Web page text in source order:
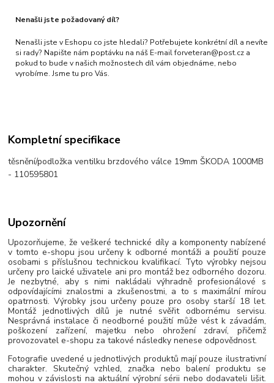
Nenašli jste požadovaný díl?
Nenašli jste v Eshopu co jste hledali? Potřebujete konkrétní díl a nevíte
si rady? Napište nám poptávku na náš E-mail forveteran@post.cz a
pokud to bude v našich možnostech díl vám objednáme, nebo
vyrobíme. Jsme tu pro Vás.
Kompletní specifikace
těsnění/podložka ventilku brzdového válce 19mm ŠKODA 1000MB
- 110595801
Upozornění
Upozorňujeme, že veškeré technické díly a komponenty nabízené
v tomto e-shopu jsou určeny k odborné montáži a použití pouze
osobami s příslušnou technickou kvalifikací. Tyto výrobky nejsou
určeny pro laické uživatele ani pro montáž bez odborného dozoru.
Je nezbytné, aby s nimi nakládali výhradně profesionálové s
odpovídajícími znalostmi a zkušenostmi, a to s maximální mírou
opatrnosti. Výrobky jsou určeny pouze pro osoby starší 18 let.
Montáž jednotlivých dílů je nutné svěřit odbornému servisu.
Nesprávná instalace či neodborné použití může vést k závadám,
poškození zařízení, majetku nebo ohrožení zdraví, přičemž
provozovatel e-shopu za takové následky nenese odpovědnost.
Fotografie uvedené u jednotlivých produktů mají pouze ilustrativní
charakter. Skutečný vzhled, značka nebo balení produktu se
mohou v závislosti na aktuální výrobní sérii nebo dodavateli lišit.